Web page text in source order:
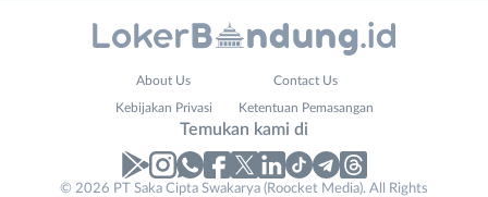
Lowongan
No. Telp /
About Us Contact Us
Kebijakan Privasi Ketentuan Pemasangan
Temukan kami di
© 2026 PT Saka Cipta Swakarya (Roocket Media). All Rights